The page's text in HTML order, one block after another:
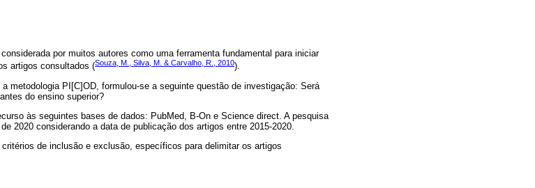
por muitos autores como uma ferramenta fundamental para iniciar
artigos consultados (Souza, M., Silva, M. & Carvalho, R., 2010).
metodologia PI[C]OD, formulou-se a seguinte questão de investigação: Será
do ensino superior?
às seguintes bases de dados: PubMed, B-On e Science direct. A pesquisa
2020 considerando a data de publicação dos artigos entre 2015-2020.
de inclusão e exclusão, específicos para delimitar os artigos